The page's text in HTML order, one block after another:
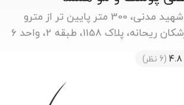
نارمک، خیابان شهید مدنی، 300 متر پایین تر از مترو
پلاک 1158، طبقه 2، واحد 6
4.8 (6 نظر)